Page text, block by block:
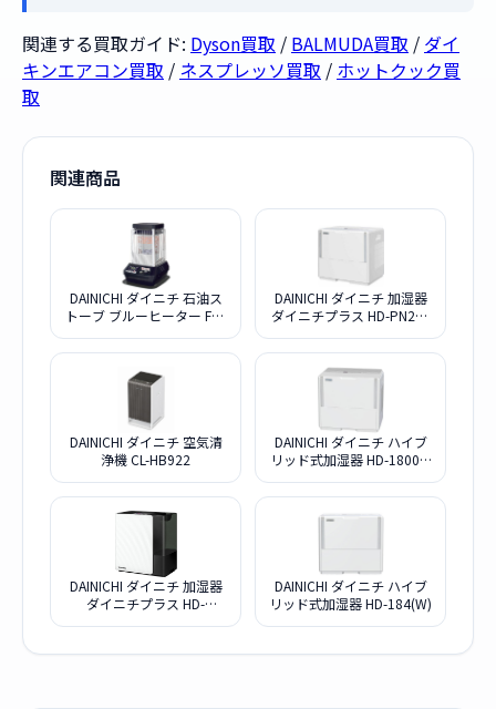
関連する買取ガイド: Dyson買取 / BALMUDA買取 / ダイ
キンエアコン買取 / ネスプレッソ買取 / ホットクック買
取
関連商品
DAINICHI ダイニチ 石油ス
トーブ ブルーヒーター FM-
DAINICHI ダイニチ 加湿器
ダイニチプラス HD-PN245
DAINICHI ダイニチ 空気清
浄機 CL-HB922
DAINICHI ダイニチ ハイブ
リッド式加湿器 HD-1800F-
DAINICHI ダイニチ 加湿器
ダイニチプラス HD-
DAINICHI ダイニチ ハイブ
リッド式加湿器 HD-184(W)